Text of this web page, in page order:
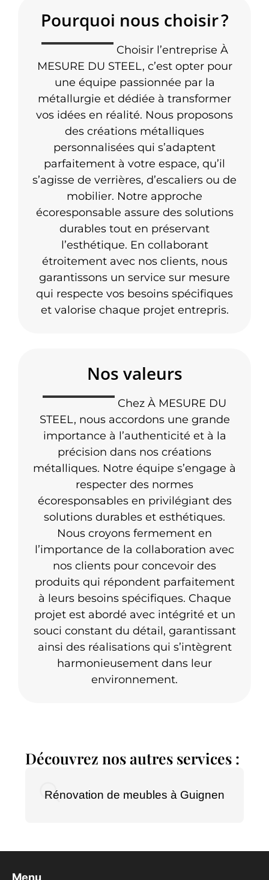
Pourquoi nous choisir ?
Choisir l’entreprise À
MESURE DU STEEL, c’est opter pour
une équipe passionnée par la
métallurgie et dédiée à transformer
vos idées en réalité. Nous proposons
des créations métalliques
personnalisées qui s’adaptent
parfaitement à votre espace, qu’il
s’agisse de verrières, d’escaliers ou de
mobilier. Notre approche
écoresponsable assure des solutions
durables tout en préservant
l’esthétique. En collaborant
étroitement avec nos clients, nous
garantissons un service sur mesure
qui respecte vos besoins spécifiques
et valorise chaque projet entrepris.
Nos valeurs
Chez À MESURE DU
STEEL, nous accordons une grande
importance à l’authenticité et à la
précision dans nos créations
métalliques. Notre équipe s’engage à
respecter des normes
écoresponsables en privilégiant des
solutions durables et esthétiques.
Nous croyons fermement en
l’importance de la collaboration avec
nos clients pour concevoir des
produits qui répondent parfaitement
à leurs besoins spécifiques. Chaque
projet est abordé avec intégrité et un
souci constant du détail, garantissant
ainsi des réalisations qui s’intègrent
harmonieusement dans leur
environnement.
Découvrez nos autres services :
Rénovation de meubles à Guignen
Menu